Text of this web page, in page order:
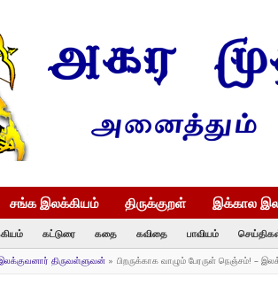
சங்க இலக்கியம் திருக்குறள் இக்கால
கட்டுரை கதை கவிதை பாவியம்
திருவள்ளுவன்» பிறருக்காக வாழும் பேரருள் நெஞ்சம்! –